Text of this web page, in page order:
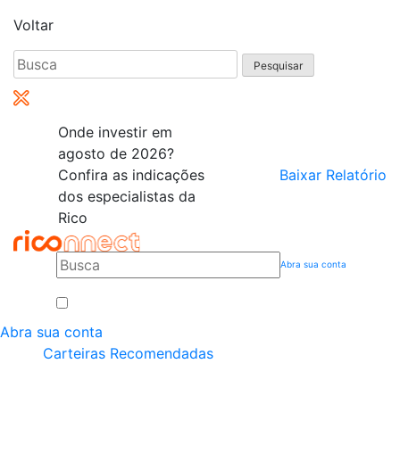
Voltar
Pesquisar
por:
Onde investir em
agosto de 2026?
Confira as indicações
dos especialistas da
Rico
Baixar Relatório
Abra sua conta
Abra sua conta
Carteiras Recomendadas